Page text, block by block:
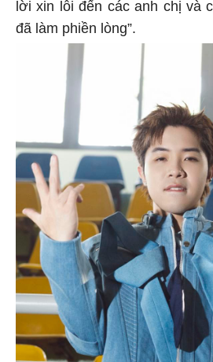
lời xin lỗi đến các anh chị và
đã làm phiền lòng”.